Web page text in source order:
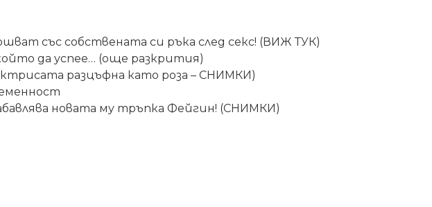
със собствената си ръка след секс! (ВИЖ ТУК)
да успее… (още разкрития)
разцъфна като роза – СНИМКИ)
новата му тръпка Фейгин! (СНИМКИ)